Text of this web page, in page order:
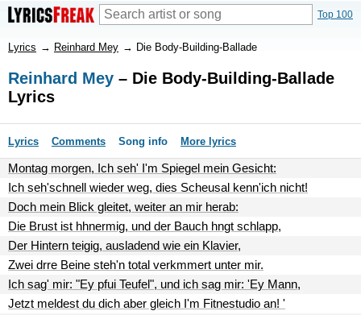
Top 100
Lyrics → Reinhard Mey → Die Body-Building-Ballade
Reinhard Mey – Die Body-Building-Ballade
Lyrics
Lyrics Comments Song info More lyrics
Montag morgen, Ich seh' I'm Spiegel mein Gesicht:
Ich seh'schnell wieder weg, dies Scheusal kenn'ich nicht!
Doch mein Blick gleitet, weiter an mir herab:
Die Brust ist hhnermig, und der Bauch hngt schlapp,
Der Hintern teigig, ausladend wie ein Klavier,
Zwei drre Beine steh'n total verkmmert unter mir.
Ich sag' mir: "Ey pfui Teufel", und ich sag mir: 'Ey Mann,
Jetzt meldest du dich aber gleich I'm Fitnestudio an! '